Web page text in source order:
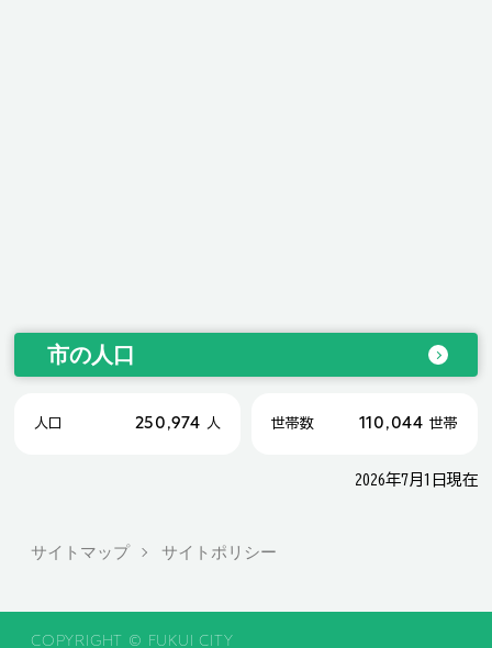
市の人口
人口 250,974 人 世帯数 110,044 世帯
2026年7月1日現在
サイトマップ サイトポリシー
COPYRIGHT © FUKUI CITY